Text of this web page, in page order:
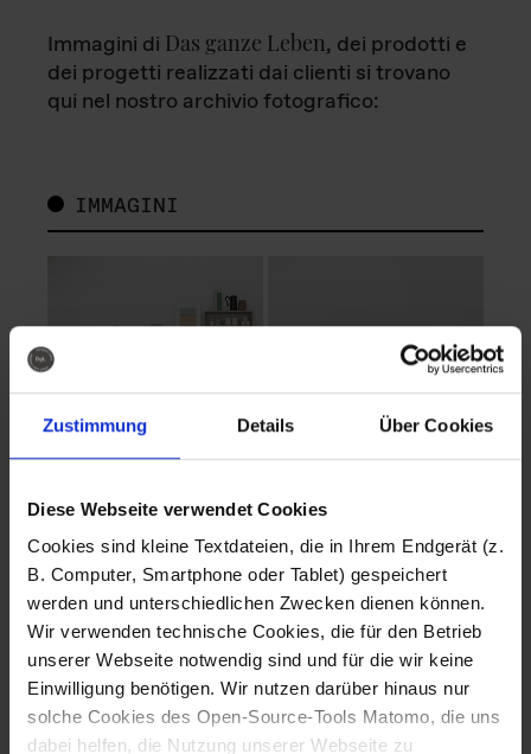
Zustimmung Details Über Cookies
Diese Webseite verwendet Cookies
Cookies sind kleine Textdateien, die in Ihrem Endgerät (z.
B. Computer, Smartphone oder Tablet) gespeichert
werden und unterschiedlichen Zwecken dienen können.
Wir verwenden technische Cookies, die für den Betrieb
unserer Webseite notwendig sind und für die wir keine
Einwilligung benötigen. Wir nutzen darüber hinaus nur
solche Cookies des Open-Source-Tools Matomo, die uns
dabei helfen, die Nutzung unserer Webseite zu
Immagini di Das ganze Leben, dei prodotti e
dei progetti realizzati dai clienti si trovano
qui nel nostro archivio fotografico:
IMMAGINI
Fotografo: Lorenz
Sternbach
Download
Fotografo: Lorenz
Sternbach
Download